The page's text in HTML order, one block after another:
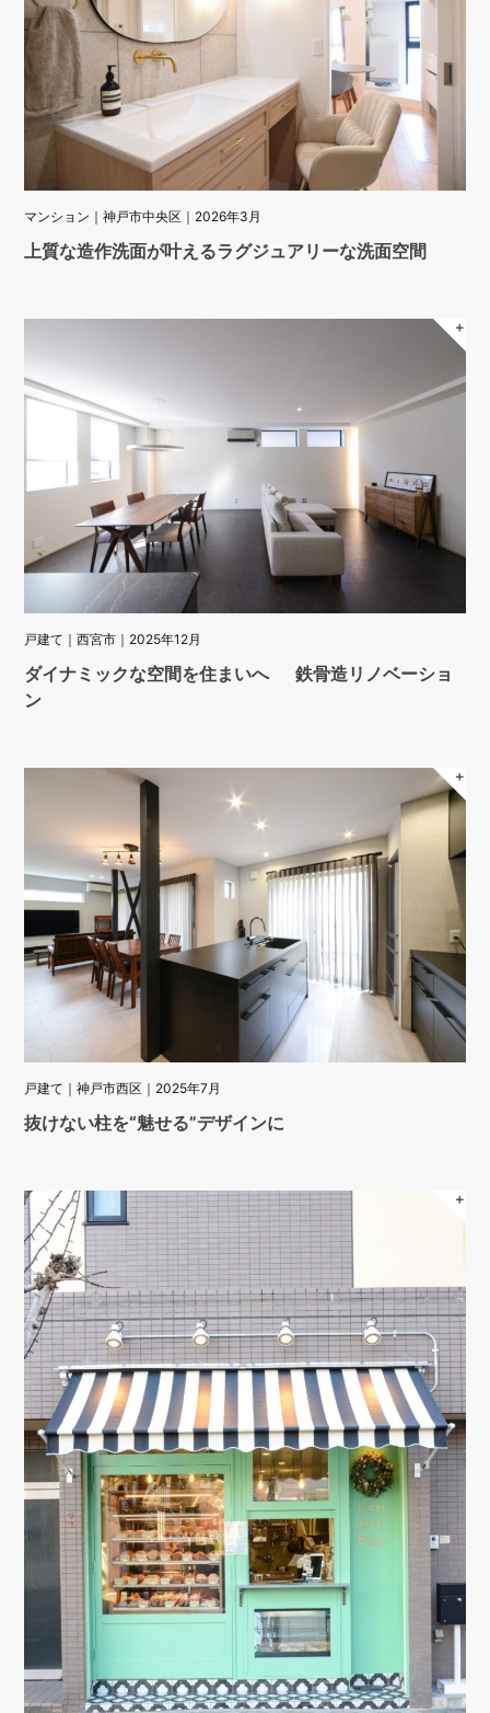
マンション｜神戸市中央区｜2026年3月
上質な造作洗面が叶えるラグジュアリーな洗面空間
＋
戸建て｜西宮市｜2025年12月
ダイナミックな空間を住まいへ 鉄骨造リノベーショ
ン
＋
戸建て｜神戸市西区｜2025年7月
抜けない柱を“魅せる”デザインに
＋